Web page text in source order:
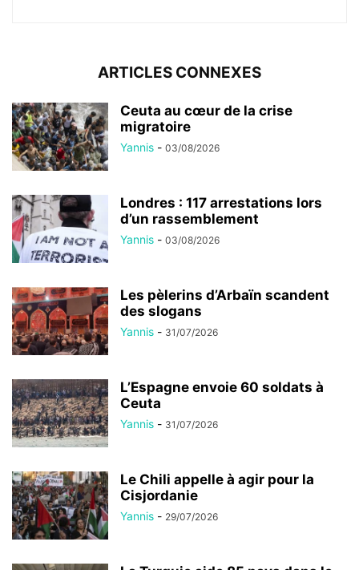
ARTICLES CONNEXES
Ceuta au cœur de la crise
migratoire
Yannis - 03/08/2026
Londres : 117 arrestations lors
d’un rassemblement
Yannis - 03/08/2026
Les pèlerins d’Arbaïn scandent
des slogans
Yannis - 31/07/2026
L’Espagne envoie 60 soldats à
Ceuta
Yannis - 31/07/2026
Le Chili appelle à agir pour la
Cisjordanie
Yannis - 29/07/2026